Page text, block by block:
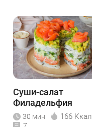
Суши-салат
Филадельфия
30 мин 166 Ккал